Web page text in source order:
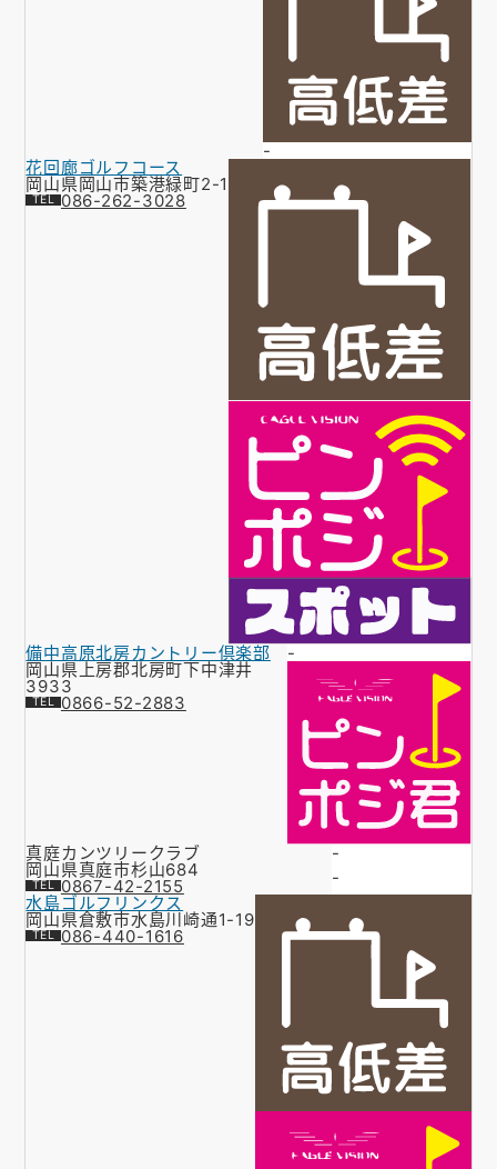
-
花回廊ゴルフコース
岡山県岡山市築港緑町2-1
086-262-3028
備中高原北房カントリー倶楽部
岡山県上房郡北房町下中津井
3933
0866-52-2883
-
真庭カンツリークラブ
岡山県真庭市杉山684
0867-42-2155
-
-
水島ゴルフリンクス
岡山県倉敷市水島川崎通1-19
086-440-1616